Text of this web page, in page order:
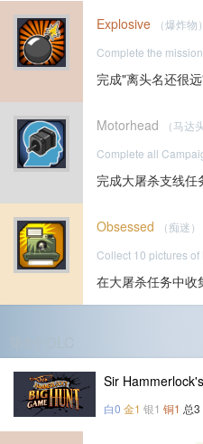
Explosive （爆炸物）
Complete the
完成"离头名还很
Motorhead （马达
Complete all
完成大屠杀支线任
Obsessed （痴迷）
Collect 10 pictures of
在大屠杀任务中收
Sir
白0 金1 银1 铜1 总3